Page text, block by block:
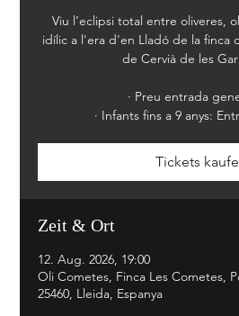
Viu l’eclipsi total entre oliveres,
idílic a l'era d'en Lladó de la finca
de Cervià de les
· Preu entrada
· Infants fins a 9 anys:
Tickets
Zeit & Ort
12. Aug. 2026, 19:00
Oli Cometes, Finca Les Cometes,
25460, Lleida, Espanya